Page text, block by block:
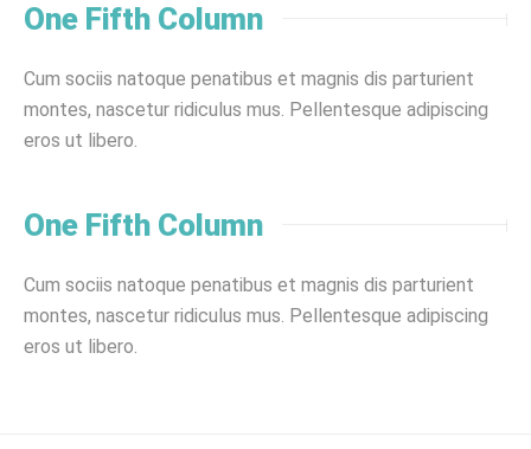
One Fifth Column
Cum sociis natoque penatibus et magnis dis parturient
montes, nascetur ridiculus mus. Pellentesque adipiscing
eros ut libero.
One Fifth Column
Cum sociis natoque penatibus et magnis dis parturient
montes, nascetur ridiculus mus. Pellentesque adipiscing
eros ut libero.